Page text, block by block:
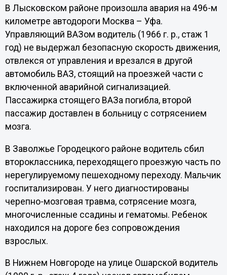
В Лысковском районе произошла авария на 496-м
километре автодороги Москва – Уфа.
Управляющий ВАЗом водитель (1966 г. р., стаж 1
год) не выдержал безопасную скорость движения,
отвлекся от управления и врезался в другой
автомобиль ВАЗ, стоящий на проезжей части с
включенной аварийной сигнализацией.
Пассажирка стоящего ВАЗа погибла, второй
пассажир доставлен в больницу с сотрясением
мозга.
В Заволжье Городецкого районе водитель сбил
второклассника, переходящего проезжую часть по
нерегулируемому пешеходному переходу. Мальчик
госпитализирован. У него диагностированы
черепно-мозговая травма, сотрясение мозга,
многочисленные ссадины и гематомы. Ребенок
находился на дороге без сопровождения
взрослых.
В Нижнем Новгороде на улице Ошарской водитель